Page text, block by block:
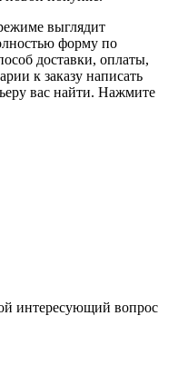
выглядит
форму по
доставки, оплаты,
к заказу написать
вас найти. Нажмите
интересующий вопрос